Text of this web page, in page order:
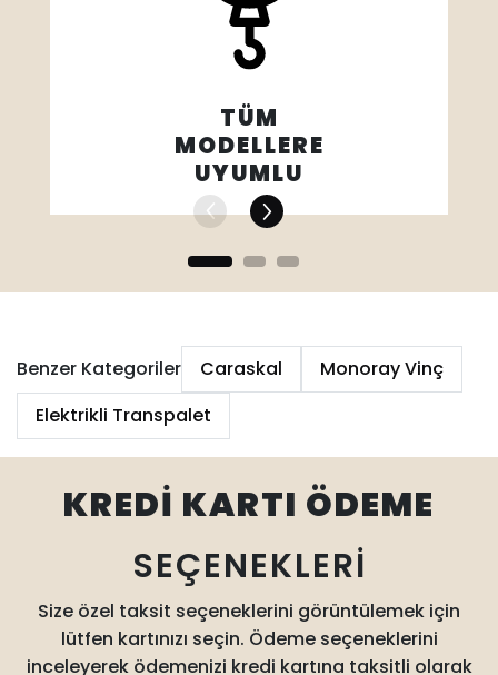
TÜM
MODELLERE
UYUMLU
Benzer Kategoriler Caraskal
Monoray Vinç
Elektrikli Transpalet
KREDİ KARTI ÖDEME
SEÇENEKLERİ
Size özel taksit seçeneklerini görüntülemek için
lütfen kartınızı seçin. Ödeme seçeneklerini
inceleyerek ödemenizi kredi kartına taksitli olarak